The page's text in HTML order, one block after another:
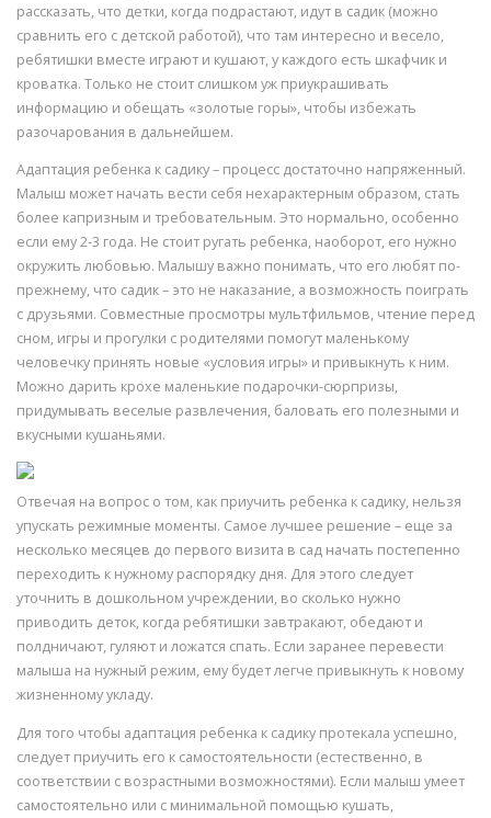
рассказать, что детки, когда подрастают, идут в садик (можно
сравнить его с детской работой), что там интересно и весело,
ребятишки вместе играют и кушают, у каждого есть шкафчик и
кроватка. Только не стоит слишком уж приукрашивать
информацию и обещать «золотые горы», чтобы избежать
разочарования в дальнейшем.
Адаптация ребенка к садику – процесс достаточно напряженный.
Малыш может начать вести себя нехарактерным образом, стать
более капризным и требовательным. Это нормально, особенно
если ему 2-3 года. Не стоит ругать ребенка, наоборот, его нужно
окружить любовью. Малышу важно понимать, что его любят по-
прежнему, что садик – это не наказание, а возможность поиграть
с друзьями. Совместные просмотры мультфильмов, чтение перед
сном, игры и прогулки с родителями помогут маленькому
человечку принять новые «условия игры» и привыкнуть к ним.
Можно дарить крохе маленькие подарочки-сюрпризы,
придумывать веселые развлечения, баловать его полезными и
вкусными кушаньями.
Отвечая на вопрос о том, как приучить ребенка к садику, нельзя
упускать режимные моменты. Самое лучшее решение – еще за
несколько месяцев до первого визита в сад начать постепенно
переходить к нужному распорядку дня. Для этого следует
уточнить в дошкольном учреждении, во сколько нужно
приводить деток, когда ребятишки завтракают, обедают и
полдничают, гуляют и ложатся спать. Если заранее перевести
малыша на нужный режим, ему будет легче привыкнуть к новому
жизненному укладу.
Для того чтобы адаптация ребенка к садику протекала успешно,
следует приучить его к самостоятельности (естественно, в
соответствии с возрастными возможностями). Если малыш умеет
самостоятельно или с минимальной помощью кушать,